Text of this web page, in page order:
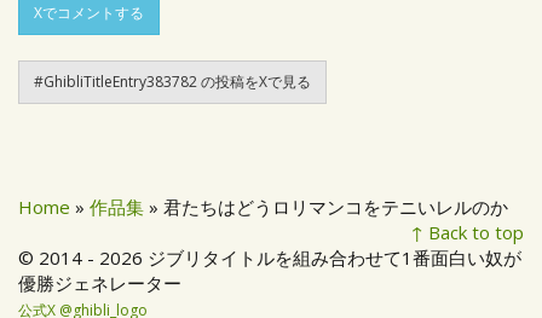
Xでコメントする
#GhibliTitleEntry383782 の投稿をXで見る
Home » 作品集 » 君たちはどうロリマンコをテニいレルのか
↑ Back to top
© 2014 - 2026 ジブリタイトルを組み合わせて1番面白い奴が
優勝ジェネレーター
公式X @ghibli_logo